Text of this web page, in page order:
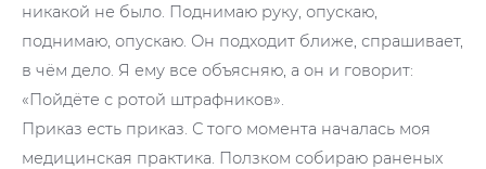
никакой не было. Поднимаю руку, опускаю,
поднимаю, опускаю. Он подходит ближе, спрашивает,
в чём дело. Я ему все объясняю, а он и говорит:
«Пойдёте с ротой штрафников».
Приказ есть приказ. С того момента началась моя
медицинская практика. Ползком собираю раненых